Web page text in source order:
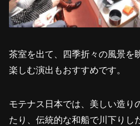
茶室を出て、四季折々の風景を
楽しむ演出もおすすめです。
モテナス日本では、美しい造り
たり、伝統的な和船で川下りし